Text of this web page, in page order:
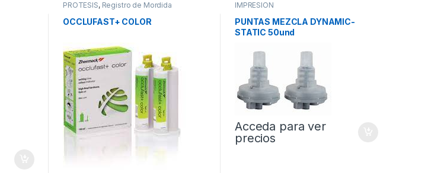
PROTESIS, Registro de Mordida
OCCLUFAST+ COLOR
IMPRESION
PUNTAS MEZCLA DYNAMIC-
STATIC 50und
Acceda para ver
precios